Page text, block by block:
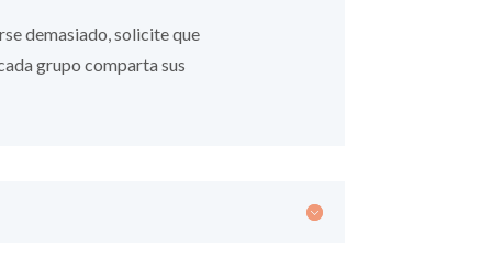
demasiado, solicite que
grupo comparta sus